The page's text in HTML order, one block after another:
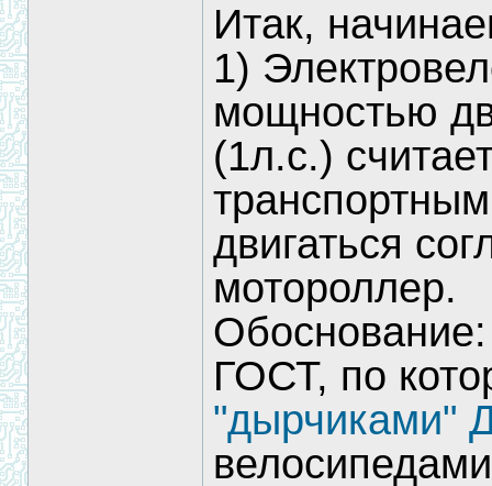
Итак,
1)
мощностью
(1л.с.)
двигаться
мотороллер.
Обоснование:
ГОСТ, по
"дырчиками"